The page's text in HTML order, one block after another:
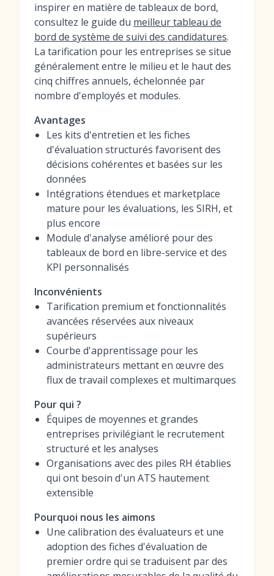
inspirer en matière de tableaux de bord,
consultez le guide du meilleur tableau de
bord de système de suivi des candidatures.
La tarification pour les entreprises se situe
généralement entre le milieu et le haut des
cinq chiffres annuels, échelonnée par
nombre d'employés et modules.
Avantages
Les kits d'entretien et les fiches
d'évaluation structurés favorisent des
décisions cohérentes et basées sur les
données
Intégrations étendues et marketplace
mature pour les évaluations, les SIRH, et
plus encore
Module d'analyse amélioré pour des
tableaux de bord en libre-service et des
KPI personnalisés
Inconvénients
Tarification premium et fonctionnalités
avancées réservées aux niveaux
supérieurs
Courbe d'apprentissage pour les
administrateurs mettant en œuvre des
flux de travail complexes et multimarques
Pour qui ?
Équipes de moyennes et grandes
entreprises privilégiant le recrutement
structuré et les analyses
Organisations avec des piles RH établies
qui ont besoin d'un ATS hautement
extensible
Pourquoi nous les aimons
Une calibration des évaluateurs et une
adoption des fiches d'évaluation de
premier ordre qui se traduisent par des